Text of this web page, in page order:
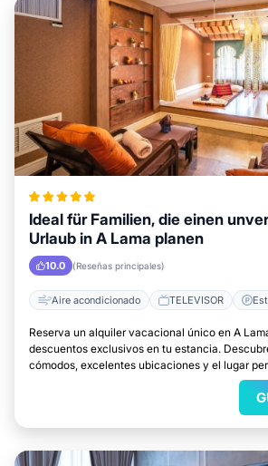
Ideal für Familien, die einen
Urlaub in A Lama planen
10.0 (Reseñas principales)
Aire acondicionado TELEVISOR
Reserva un alquiler vacacional único en A
descuentos exclusivos en tu estancia.
cómodos, excelentes ubicaciones y el lugar